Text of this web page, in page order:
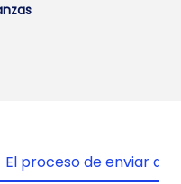
El proceso de enviar